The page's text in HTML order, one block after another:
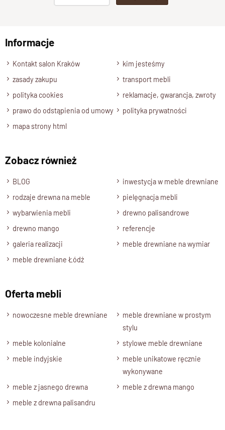
45 cm.
Zmiana Wymiarów
Oferujemy możliwość dostosowania wymiarów regału,
Półki są zamontowane na stałe.
Drewno Palisander: brąz miodowy, ciemny brąz, naturalny.
Wyślij opinię
Informacje
Kontakt salon Kraków
kim jesteśmy
zasady zakupu
transport mebli
polityka cookies
reklamacje, gwarancja, zwroty
prawo do odstąpienia od umowy
polityka prywatności
mapa strony html
Zobacz również
BLOG
inwestycja w meble drewniane
rodzaje drewna na meble
pielęgnacja mebli
wybarwienia mebli
drewno palisandrowe
drewno mango
referencje
galeria realizacji
meble drewniane na wymiar
meble drewniane Łódź
Oferta mebli
nowoczesne meble drewniane
meble drewniane w prostym
stylu
meble kolonialne
stylowe meble drewniane
meble indyjskie
meble unikatowe ręcznie
wykonywane
meble z jasnego drewna
meble z drewna mango
meble z drewna palisandru